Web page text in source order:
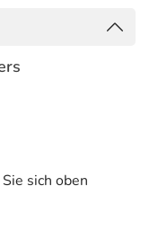
Schuppenflechte
sich oben